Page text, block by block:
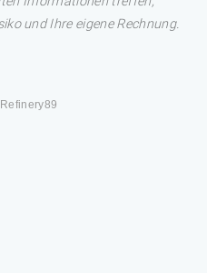
und Ihre eigene Rechnung.